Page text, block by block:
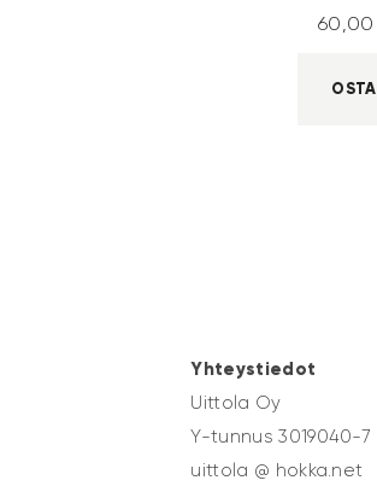
60 00
OSTA
Yhteystiedot
Uittola Oy
Y-tunnus 3019040-7
uittola @ hokka.net